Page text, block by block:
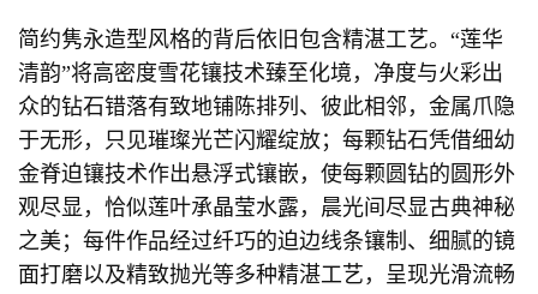
简约隽永造型风格的背后依旧包含精湛工艺。“莲华
清韵”将高密度雪花镶技术臻至化境，净度与火彩出
众的钻石错落有致地铺陈排列、彼此相邻，金属爪隐
于无形，只见璀璨光芒闪耀绽放；每颗钻石凭借细幼
金脊迫镶技术作出悬浮式镶嵌，使每颗圆钻的圆形外
观尽显，恰似莲叶承晶莹水露，晨光间尽显古典神秘
之美；每件作品经过纤巧的迫边线条镶制、细腻的镜
面打磨以及精致抛光等多种精湛工艺，呈现光滑流畅